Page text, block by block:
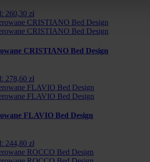
260,30 zł
CRISTIANO Bed Design
278,60 zł
FLAVIO Bed Design
244,80 zł